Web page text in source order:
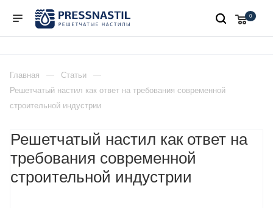
0
Главная
Статьи
Решетчатый настил как ответ на требования современной
строительной индустрии
Решетчатый настил как ответ на
требования современной
строительной индустрии